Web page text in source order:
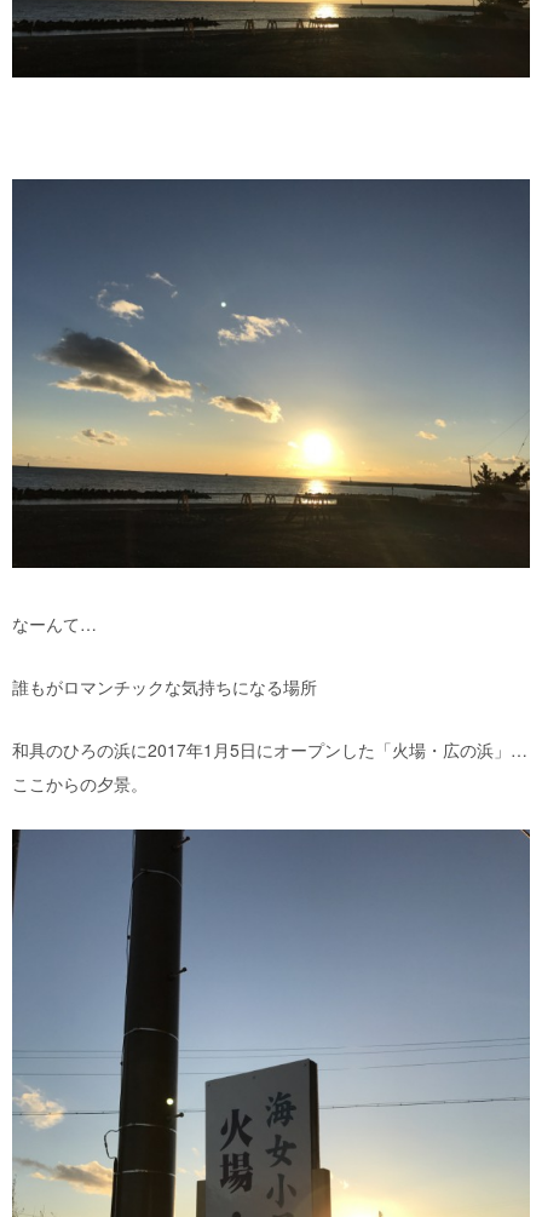
なーんて…
誰もがロマンチックな気持ちになる場所
和具のひろの浜に2017年1月5日にオープンした「火場・広の浜」…
ここからの夕景。